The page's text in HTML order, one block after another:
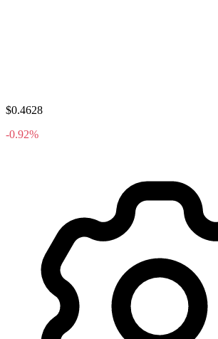
$0.4628
-0.92%